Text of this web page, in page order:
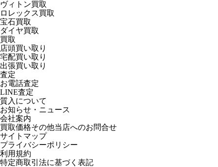
ヴィトン買取
ロレックス買取
宝石買取
ダイヤ買取
買取
店頭買い取り
宅配買い取り
出張買い取り
査定
お電話査定
LINE査定
質入について
お知らせ・ニュース
会社案内
買取価格その他当店へのお問合せ
サイトマップ
プライバシーポリシー
利用規約
特定商取引法に基づく表記